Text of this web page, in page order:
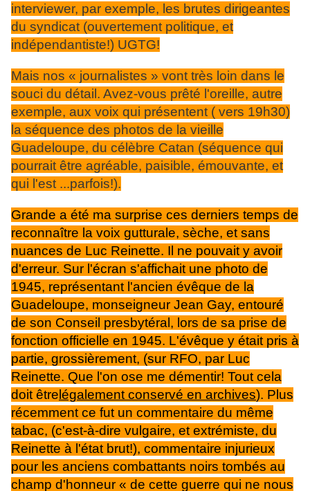
interviewer, par exemple, les brutes dirigeantes
du syndicat (ouvertement politique, et
indépendantiste!) UGTG!
Mais nos « journalistes » vont très loin dans le
souci du détail. Avez-vous prêté l'oreille, autre
exemple, aux voix qui présentent ( vers 19h30)
la séquence des photos de la vieille
Guadeloupe, du célèbre Catan (séquence qui
pourrait être agréable, paisible, émouvante, et
qui l'est ...parfois!).
Grande a été ma surprise ces derniers temps de
reconnaître la voix gutturale, sèche, et sans
nuances de Luc Reinette. Il ne pouvait y avoir
d'erreur. Sur l'écran s'affichait une photo de
1945, représentant l'ancien évêque de la
Guadeloupe, monseigneur Jean Gay, entouré
de son Conseil presbytéral, lors de sa prise de
fonction officielle en 1945. L'évêque y était pris à
partie, grossièrement, (sur RFO, par Luc
Reinette. Que l'on ose me démentir! Tout cela
doit être légalement conservé en archives). Plus
récemment ce fut un commentaire du même
tabac, (c'est-à-dire vulgaire, et extrémiste, du
Reinette à l'état brut!), commentaire injurieux
pour les anciens combattants noirs tombés au
champ d'honneur « de cette guerre qui ne nous